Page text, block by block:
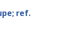
ref.